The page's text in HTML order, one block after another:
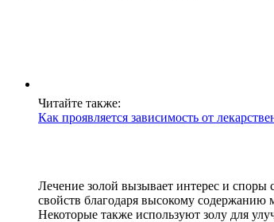
Читайте также:
Как проявляется зависимость от
Лечение золой вызывает интерес и
свойств благодаря высокому
Некоторые также используют золу для